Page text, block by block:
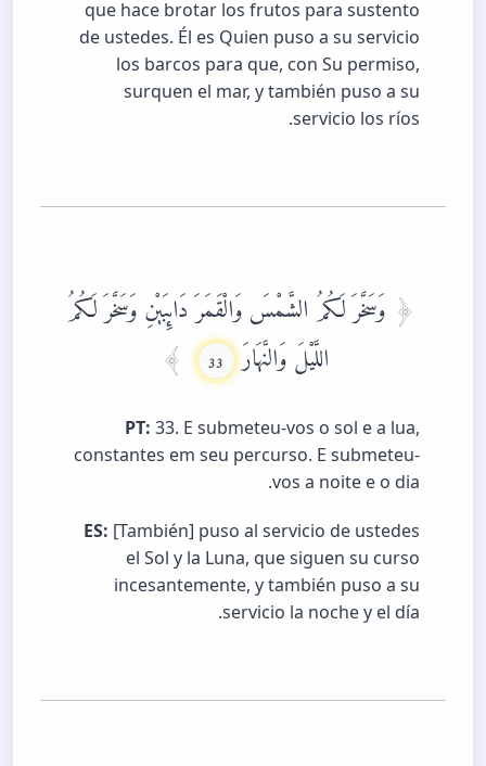
que hace brotar los frutos para sustento
de ustedes. Él es Quien puso a su servicio
los barcos para que, con Su permiso,
surquen el mar, y también puso a su
servicio los ríos.
وَسَخَّرَ لَكُمُ الشَّمْسَ وَالْقَمَرَ دَائِبَيْنِ وَسَخَّرَ لَكُمُ
اللَّيْلَ وَالنَّهَارَ 33
PT: 33. E submeteu-vos o sol e a lua,
constantes em seu percurso. E submeteu-
vos a noite e o dia.
ES: [También] puso al servicio de ustedes
el Sol y la Luna, que siguen su curso
incesantemente, y también puso a su
servicio la noche y el día.